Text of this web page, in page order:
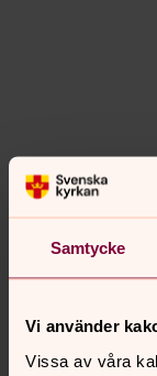
Samtycke
Vi använder
Vissa av våra